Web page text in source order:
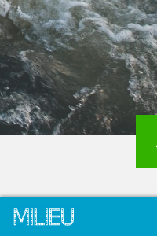
Terug naar overzicht